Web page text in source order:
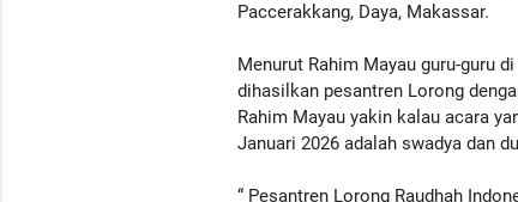
Paccerakkang, Daya, Makassar.
Menurut Rahim Mayau guru-guru
dihasilkan pesantren Lorong
Rahim Mayau yakin kalau acara
Januari 2026 adalah swadya dan
“ Pesantren Lorong Raudhah